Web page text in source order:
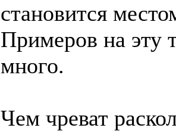
Странам,
придётся
Так Белорусская
Украинская не